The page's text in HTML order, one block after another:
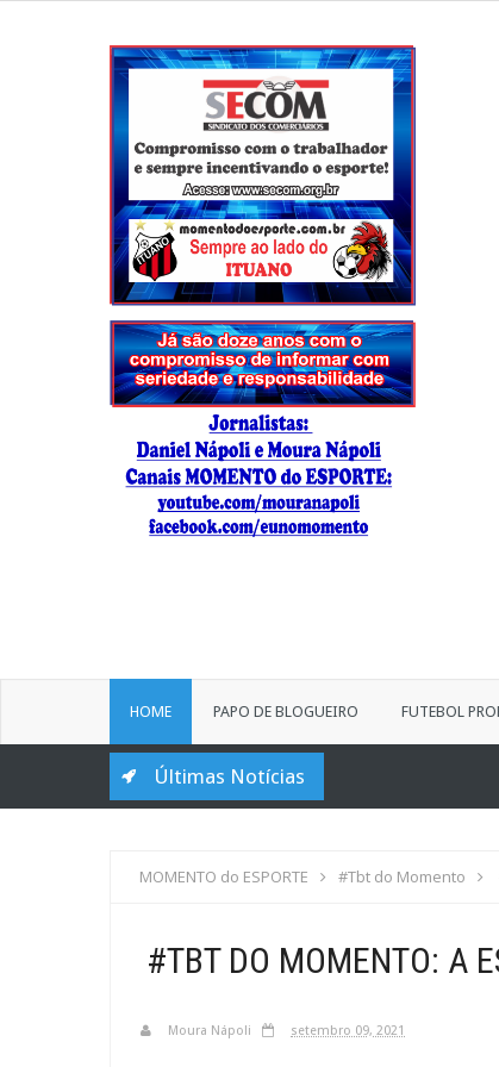
HOME PAPO DE BLOGUEIRO FUTEBOL
Últimas Notícias
MOMENTO do ESPORTE #Tbt do Momento
#TBT DO MOMENTO: A
Moura Nápoli setembro 09, 2021